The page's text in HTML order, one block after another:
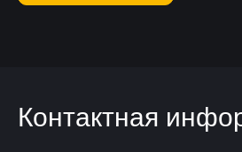
Контактная